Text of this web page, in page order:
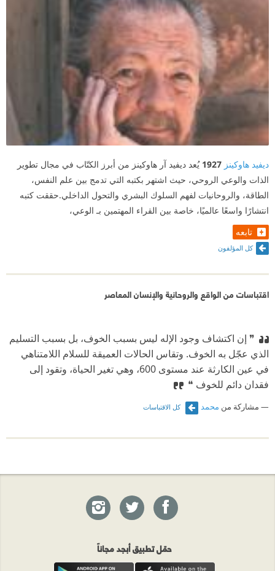
ديفيد هاوكينز 1927 يُعد ديفيد آر هاوكينز من أبرز الكتّاب في مجال تطوير
الذات والوعي الروحي، حيث اشتهر بكتبه التي تدمج بين علم النفس،
الطاقة، والروحانيات لفهم السلوك البشري والتحول الداخلي.حققت كتبه
انتشارًا واسعًا عالميًا، خاصة بين القراء المهتمين بـ الوعي،
تابعه
كل المؤلفون
اقتباسات من الواقع والروحانية والإنسان المعاصر
❞ إن اكتشاف وجود الإله ليس بسبب الخوف، بل بسبب التسليم
الذي عجّل به الخوف. وتقاس الحالات العميقة للسلام اللامتناهي
في عين الكارثة عند مستوى 600، وهي تغير الحياة، وتقود إلى
فقدان دائم للخوف ❝
مشاركة من محمد كل الاقتباسات
حمّل تطبيق أبجد مجاناً